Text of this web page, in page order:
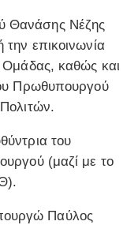
Θανάσης Νέζης
επικοινωνία
Ομάδας, καθώς και
Πρωθυπουργού
του
(μαζί με το
Παύλος